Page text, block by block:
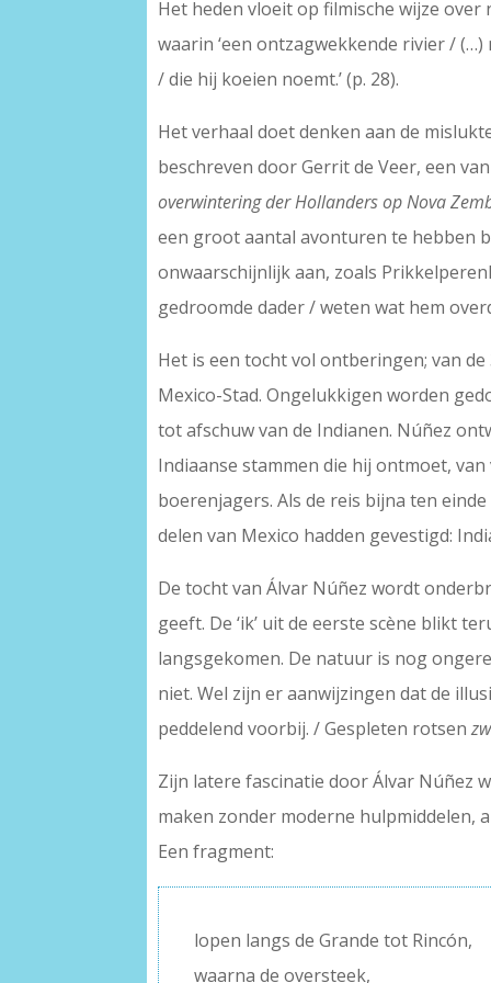
Het heden vloeit op filmische wijze
waarin ‘een ontzagwekkende rivier /
/ die hij koeien noemt.’ (p. 28).
Het verhaal doet denken aan de
beschreven door Gerrit de Veer, een
overwintering der Hollanders op Nova
een groot aantal avonturen te hebben
onwaarschijnlijk aan, zoals
gedroomde dader / weten wat hem
Het is een tocht vol ontberingen; van
Mexico-Stad. Ongelukkigen worden
tot afschuw van de Indianen. Núñez
Indiaanse stammen die hij ontmoet,
boerenjagers. Als de reis bijna ten
delen van Mexico hadden gevestigd:
De tocht van Álvar Núñez wordt
geeft. De ‘ik’ uit de eerste scène blikt
langsgekomen. De natuur is nog
niet. Wel zijn er aanwijzingen dat de
peddelend voorbij. / Gespleten rotsen
Zijn latere fascinatie door Álvar Núñez
maken zonder moderne hulpmiddelen,
Een fragment:
lopen langs de Grande tot Rincón,
waarna de oversteek,